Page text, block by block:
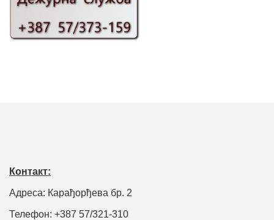
Контакт:
Адреса: Карађорђева бр. 2
Телефон: +387 57/321-310